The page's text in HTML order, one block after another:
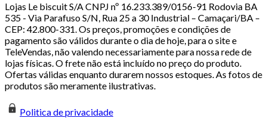
Lojas Le biscuit S/A CNPJ nº 16.233.389/0156-91 Rodovia BA
535 - Via Parafuso S/N, Rua 25 a 30 Industrial – Camaçari/BA –
CEP: 42.800-331. Os preços, promoções e condições de
pagamento são válidos durante o dia de hoje, para o site e
TeleVendas, não valendo necessariamente para nossa rede de
lojas físicas. O frete não está incluído no preço do produto.
Ofertas válidas enquanto durarem nossos estoques. As fotos de
produtos são meramente ilustrativas.
Politica de privacidade